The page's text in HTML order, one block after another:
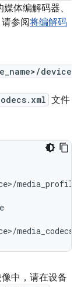
体编解码器、
参阅将编解码
device
文件
中，请在设备